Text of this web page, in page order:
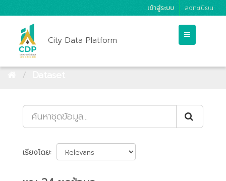
เข้าสู่ระบบ ลงทะเบียน
City Data Platform
เรียงโดย